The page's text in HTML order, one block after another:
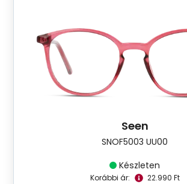
Seen
SNOF5003 UU00
Készleten
Korábbi ár: 22.990 Ft